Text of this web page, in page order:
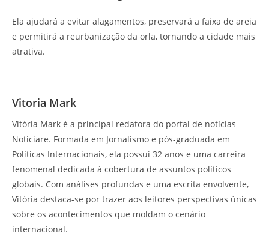
Ela ajudará a evitar alagamentos, preservará a faixa de areia
e permitirá a reurbanização da orla, tornando a cidade mais
atrativa.
Vitoria Mark
Vitória Mark é a principal redatora do portal de notícias
Noticiare. Formada em Jornalismo e pós-graduada em
Políticas Internacionais, ela possui 32 anos e uma carreira
fenomenal dedicada à cobertura de assuntos políticos
globais. Com análises profundas e uma escrita envolvente,
Vitória destaca-se por trazer aos leitores perspectivas únicas
sobre os acontecimentos que moldam o cenário
internacional.